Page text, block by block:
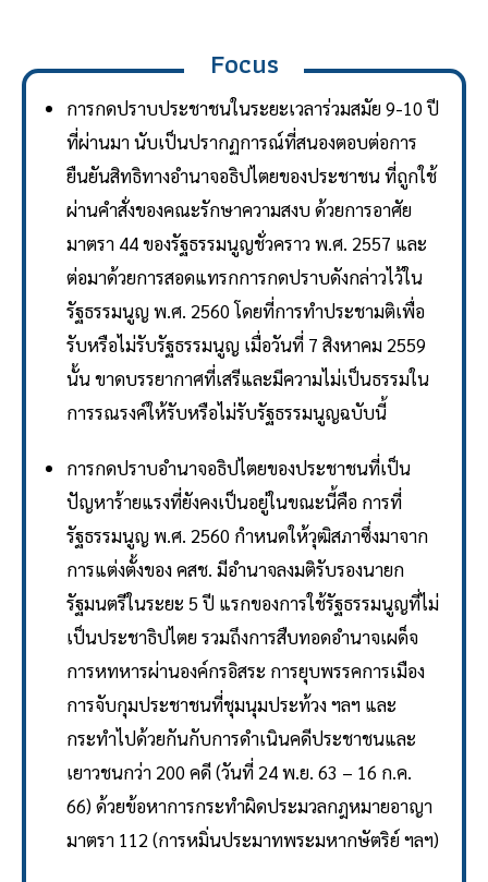
Focus
การกดปราบประชาชนในระยะเวลาร่วมสมัย 9-10 ปี
ที่ผ่านมา นับเป็นปรากฏการณ์ที่สนองตอบต่อการ
ยืนยันสิทธิทางอำนาจอธิปไตยของประชาชน ที่ถูกใช้
ผ่านคำสั่งของคณะรักษาความสงบ ด้วยการอาศัย
มาตรา 44 ของรัฐธรรมนูญชั่วคราว พ.ศ. 2557 และ
ต่อมาด้วยการสอดแทรกการกดปราบดังกล่าวไว้ใน
รัฐธรรมนูญ พ.ศ. 2560 โดยที่การทำประชามติเพื่อ
รับหรือไม่รับรัฐธรรมนูญ เมื่อวันที่ 7 สิงหาคม 2559
นั้น ขาดบรรยากาศที่เสรีและมีความไม่เป็นธรรมใน
การรณรงค์ให้รับหรือไม่รับรัฐธรรมนูญฉบับนี้
การกดปราบอำนาจอธิปไตยของประชาชนที่เป็น
ปัญหาร้ายแรงที่ยังคงเป็นอยู่ในขณะนี้คือ การที่
รัฐธรรมนูญ พ.ศ. 2560 กำหนดให้วุฒิสภาซึ่งมาจาก
การแต่งตั้งของ คสช. มีอำนาจลงมติรับรองนายก
รัฐมนตรีในระยะ 5 ปี แรกของการใช้รัฐธรรมนูญที่ไม่
เป็นประชาธิปไตย รวมถึงการสืบทอดอำนาจเผด็จ
การหทหารผ่านองค์กรอิสระ การยุบพรรคการเมือง
การจับกุมประชาชนที่ชุมนุมประท้วง ฯลฯ และ
กระทำไปด้วยกันกับการดำเนินคดีประชาชนและ
เยาวชนกว่า 200 คดี (วันที่ 24 พ.ย. 63 – 16 ก.ค.
66) ด้วยข้อหาการกระทำผิดประมวลกฎหมายอาญา
มาตรา 112 (การหมิ่นประมาทพระมหากษัตริย์ ฯลฯ)